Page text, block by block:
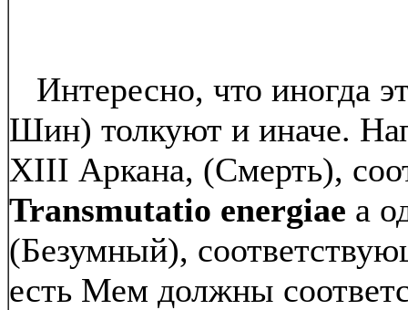
Интересно, что иногда
Шин) толкуют и иначе.
XIII Аркана, (Смерть),
Transmutatio energiae а
(Безумный),
есть Мем должны